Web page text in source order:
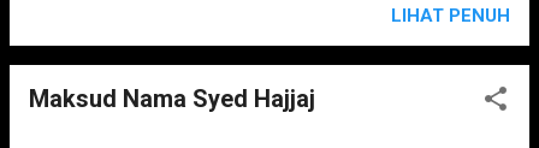
LIHAT PENUH
Maksud Nama Syed Hajjaj